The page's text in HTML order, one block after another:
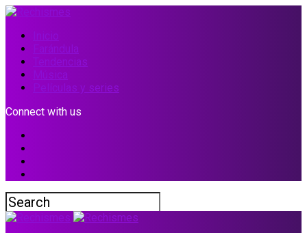
Inicio
Farándula
Tendencias
Música
Películas y series
Connect with us